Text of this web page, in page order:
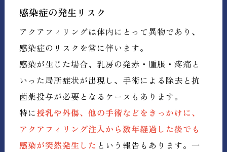
感染症の発生リスク
アクアフィリングは体内にとって異物であり、
感染症のリスクを常に伴います。
感染が生じた場合、乳房の発赤・腫脹・疼痛と
いった局所症状が出現し、手術による除去と抗
菌薬投与が必要となるケースもあります。
特に授乳や外傷、他の手術などをきっかけに、
アクアフィリング注入から数年経過した後でも
感染が突然発生した という報告もあります。一